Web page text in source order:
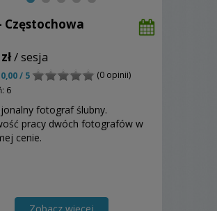
Częstochowa
/ sesja
0,00 / 5
(0 opinii)
6
fotograf ślubny.
pracy dwóch fotografów w
cenie.
Zobacz więcej